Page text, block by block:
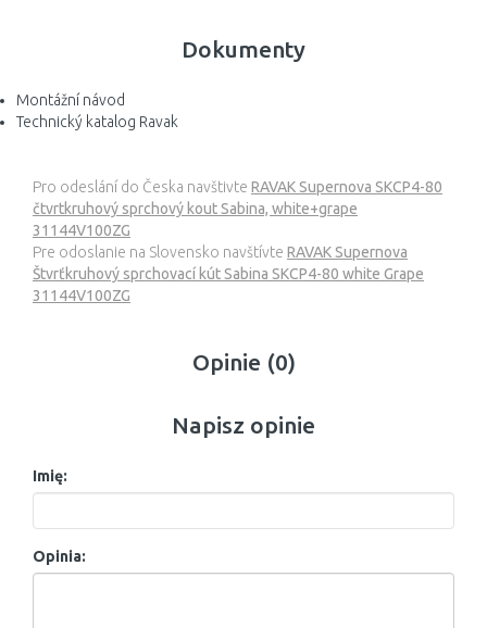
Dokumenty
Montážní návod
Technický katalog Ravak
Pro odeslání do Česka navštivte RAVAK Supernova SKCP4-80
čtvrtkruhový sprchový kout Sabina, white+grape
31144V100ZG
Pre odoslanie na Slovensko navštívte RAVAK Supernova
Štvrťkruhový sprchovací kút Sabina SKCP4-80 white Grape
31144V100ZG
Opinie (0)
Napisz opinie
Imię:
Opinia: